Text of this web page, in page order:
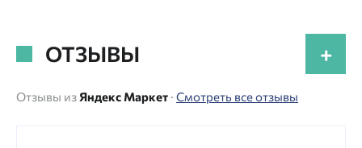
ОТЗЫВЫ +
Отзывы из Яндекс Маркет · Смотреть все отзывы